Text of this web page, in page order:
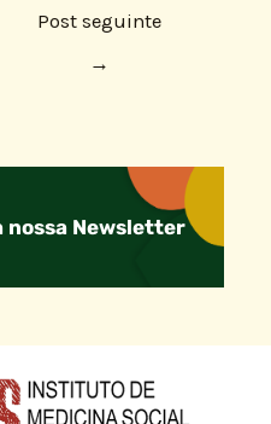
Post seguinte
→
nossa Newsletter